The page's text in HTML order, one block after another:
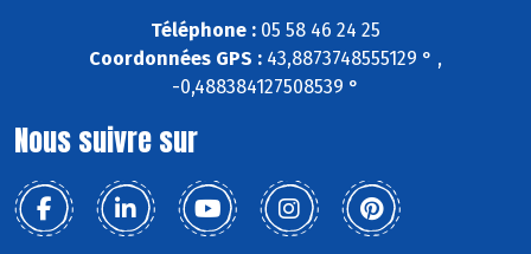
Téléphone : 05 58 46 24 25
Coordonnées GPS : 43,8873748555129 ° ,
-0,488384127508539 °
Nous suivre sur